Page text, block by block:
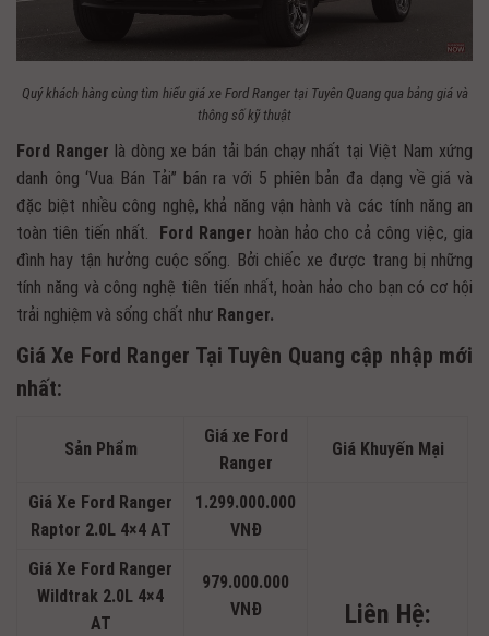
Quý khách hàng cùng tìm hiểu giá xe Ford Ranger tại Tuyên Quang qua bảng giá và
thông số kỹ thuật
Ford Ranger là dòng xe bán tải bán chạy nhất tại Việt Nam xứng
danh ông ‘Vua Bán Tải” bán ra với 5 phiên bản đa dạng về giá và
đặc biệt nhiều công nghệ, khả năng vận hành và các tính năng an
toàn tiên tiến nhất.
Ford Ranger hoàn hảo cho cả công việc, gia
đình hay tận hưởng cuộc sống. Bởi chiếc xe được trang bị những
tính năng và công nghệ tiên tiến nhất, hoàn hảo cho bạn có cơ hội
trải nghiệm và sống chất như Ranger.
Giá Xe Ford Ranger Tại Tuyên Quang cập nhập mới
nhất:
Sản Phẩm
Giá xe Ford
Ranger
Giá Khuyến Mại
Giá Xe Ford Ranger
Raptor 2.0L 4×4 AT
1.299.000.000
VNĐ
Liên Hệ:
Giá Xe Ford Ranger
Wildtrak 2.0L 4×4
AT
979.000.000
VNĐ